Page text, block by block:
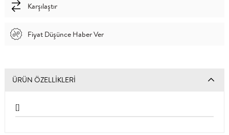
Karşılaştır
Fiyat Düşünce Haber Ver
ÜRÜN ÖZELLIKLERI
[]